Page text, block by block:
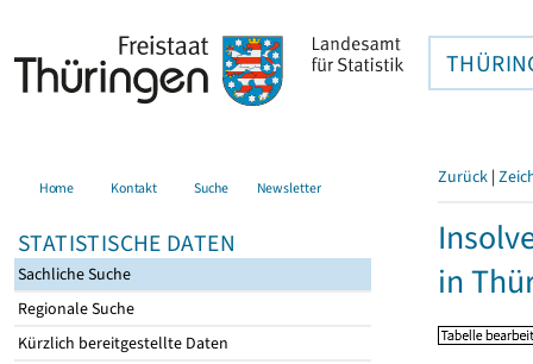
Home Kontakt Suche Newsletter
STATISTISCHE DATEN
Sachliche Suche
Regionale Suche
Kürzlich bereitgestellte Daten
Zurück |
in